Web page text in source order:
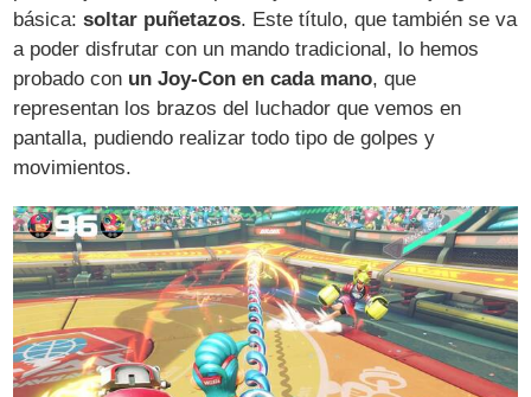
básica:soltar puñetazos. Este título, que también se va
a poder disfrutar con un mando tradicional, lo hemos
probado con un Joy-Con en cada mano, que
representan los brazos del luchador que vemos en
pantalla, pudiendo realizar todo tipo de golpes y
movimientos.